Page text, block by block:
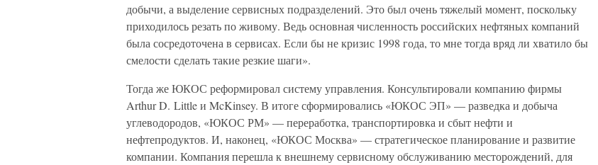
добычи, а выделение сервисных подразделений. Это был очень тяжелый момент, поскольку
приходилось резать по живому. Ведь основная численность российских нефтяных компаний
была сосредоточена в сервисах. Если бы не кризис 1998 года, то мне тогда вряд ли хватило бы
смелости сделать такие резкие шаги».
Тогда же ЮКОС реформировал систему управления. Консультировали компанию фирмы
Arthur D. Little и McKinsey. В итоге сформировались «ЮКОС ЭП» — разведка и добыча
углеводородов, «ЮКОС РМ» — переработка, транспортировка и сбыт нефти и
нефтепродуктов. И, наконец, «ЮКОС Москва» — стратегическое планирование и развитие
компании. Компания перешла к внешнему сервисному обслуживанию месторождений, для